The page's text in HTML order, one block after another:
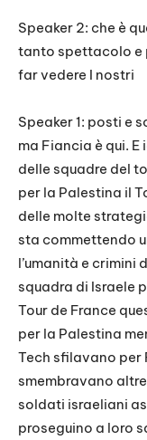
Speaker 2: che è
tanto spettacolo e
far vedere I nostri
Speaker 1: posti e
ma Fiancia è qui.
delle squadre del
per la Palestina il
delle molte
sta commettendo
l’umanità e crimini
squadra di Israele
Tour de France
per la Palestina
Tech sfilavano per
smembravano
soldati israeliani
proseguino a loro